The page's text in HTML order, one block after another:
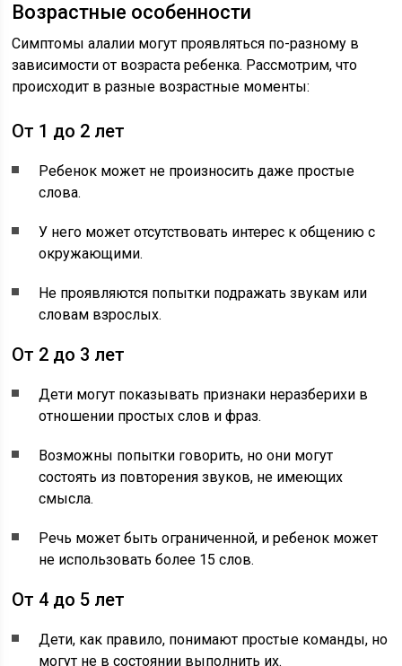
Возрастные особенности
Симптомы алалии могут проявляться по-разному в
зависимости от возраста ребенка. Рассмотрим, что
происходит в разные возрастные моменты:
От 1 до 2 лет
Ребенок может не произносить даже простые
слова.
У него может отсутствовать интерес к общению с
окружающими.
Не проявляются попытки подражать звукам или
словам взрослых.
От 2 до 3 лет
Дети могут показывать признаки неразберихи в
отношении простых слов и фраз.
Возможны попытки говорить, но они могут
состоять из повторения звуков, не имеющих
смысла.
Речь может быть ограниченной, и ребенок может
не использовать более 15 слов.
От 4 до 5 лет
Дети, как правило, понимают простые команды, но
могут не в состоянии выполнить их.